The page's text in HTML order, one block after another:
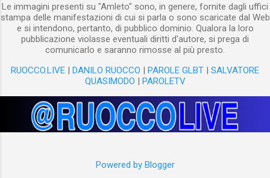
Le immagini presenti su "Amleto" sono, in genere, fornite dagli uffici
stampa delle manifestazioni di cui si parla o sono scaricate dal Web
e si intendono, pertanto, di pubblico dominio. Qualora la loro
pubblicazione violasse eventuali diritti d'autore, si prega di
comunicarlo e saranno rimosse al più presto.
RUOCCO.LIVE | DANILO RUOCCO | PAROLE GLBT | SALVATORE
QUASIMODO | PAROLETV
Powered by Blogger